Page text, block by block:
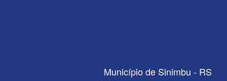
Município de Sinimbu - RS